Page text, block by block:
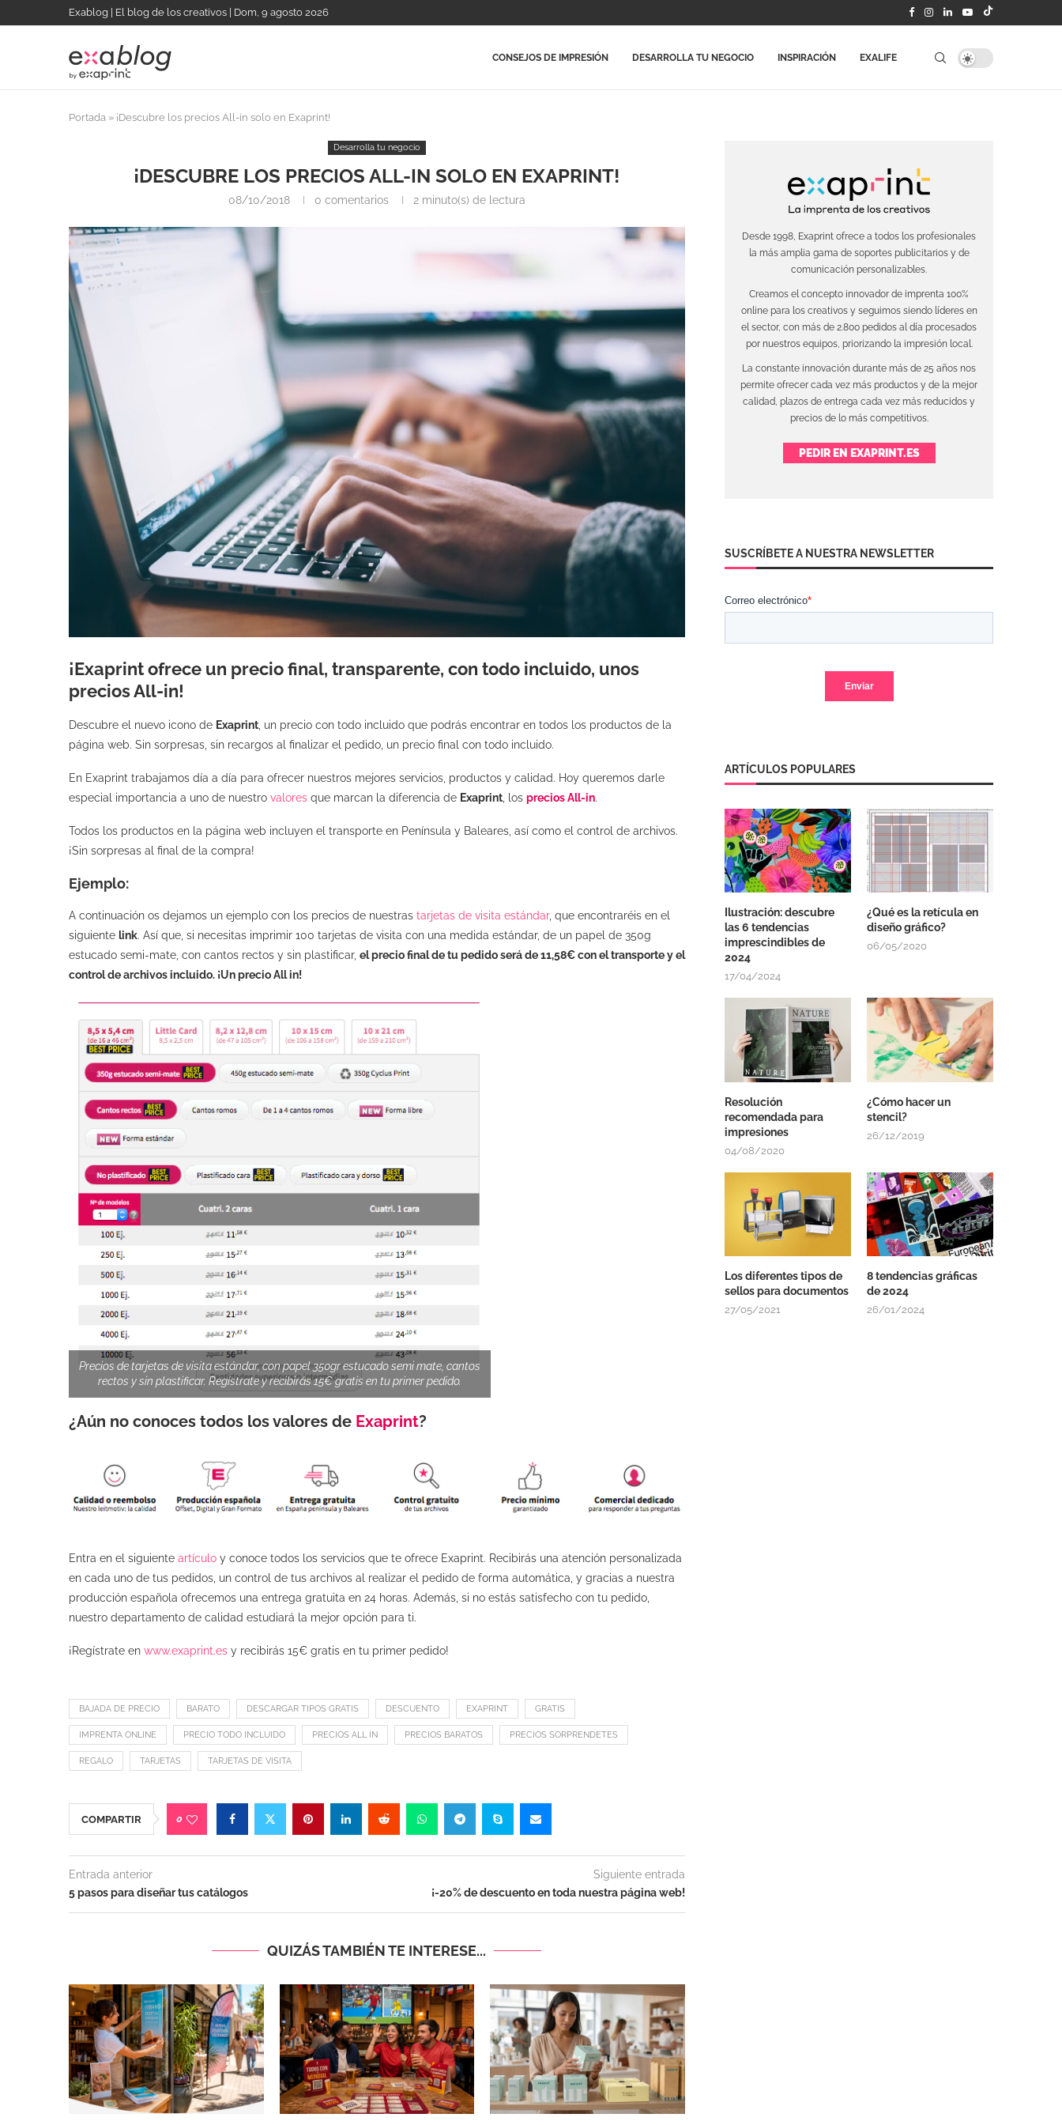
Exablog | El blog de los creativos | Dom, 9 agosto 2026
CONSEJOS DE IMPRESIÓN DESARROLLA TU NEGOCIO INSPIRACIÓN EXALIFE
Portada » ¡Descubre los precios All-in solo en Exaprint!
Desarrolla tu negocio
¡DESCUBRE LOS PRECIOS ALL-IN SOLO EN EXAPRINT!
08/10/2018 0 comentarios 2 minuto(s) de lectura
¡Exaprint ofrece un precio final, transparente, con todo incluido, unos
precios All-in!
Descubre el nuevo icono de Exaprint , un precio con todo incluido que podrás encontrar en todos los productos de la
página web. Sin sorpresas, sin recargos al finalizar el pedido, un precio final con todo incluido.
En Exaprint trabajamos día a día para ofrecer nuestros mejores servicios, productos y calidad. Hoy queremos darle
especial importancia a uno de nuestro valores que marcan la diferencia de Exaprint , los precios All-in.
Todos los productos en la página web incluyen el transporte en Península y Baleares, así como el control de archivos.
¡Sin sorpresas al final de la compra!
Ejemplo:
A continuación os dejamos un ejemplo con los precios de nuestras tarjetas de visita estándar, que encontraréis en el
siguiente link. Así que, si necesitas imprimir 100 tarjetas de visita con una medida estándar, de un papel de 350g
estucado semi-mate, con cantos rectos y sin plastificar, el precio final de tu pedido será de 11,58€ con el transporte y el
control de archivos incluido. ¡Un precio All in!
Precios de tarjetas de visita estándar, con papel 350gr estucado semi mate, cantos
rectos y sin plastificar. Regístrate y recibirás 15€ gratis en tu primer pedido.
¿Aún no conoces todos los valores de Exaprint?
Entra en el siguiente artículo y conoce todos los servicios que te ofrece Exaprint. Recibirás una atención personalizada
en cada uno de tus pedidos, un control de tus archivos al realizar el pedido de forma automática, y gracias a nuestra
producción española ofrecemos una entrega gratuita en 24 horas. Además, si no estás satisfecho con tu pedido,
nuestro departamento de calidad estudiará la mejor opción para ti.
¡Regístrate en www.exaprint.es y recibirás 15€ gratis en tu primer pedido!
BAJADA DE PRECIO BARATO DESCARGAR TIPOS GRATIS DESCUENTO EXAPRINT GRATIS
IMPRENTA ONLINE PRECIO TODO INCLUIDO PRECIOS ALL IN PRECIOS BARATOS PRECIOS SORPRENDETES
REGALO TARJETAS TARJETAS DE VISITA
COMPARTIR 0
Entrada anterior
5 pasos para diseñar tus catálogos
Siguiente entrada
¡-20% de descuento en toda nuestra página web!
QUIZÁS TAMBIÉN TE INTERESE...
Desde 1998, Exaprint ofrece a todos los profesionales
la más amplia gama de soportes publicitarios y de
comunicación personalizables.
Creamos el concepto innovador de imprenta 100%
online para los creativos y seguimos siendo líderes en
el sector, con más de 2.800 pedidos al día procesados
por nuestros equipos, priorizando la impresión local.
La constante innovación durante más de 25 años nos
permite ofrecer cada vez más productos y de la mejor
calidad, plazos de entrega cada vez más reducidos y
precios de lo más competitivos.
PEDIR EN EXAPRINT.ES
SUSCRÍBETE A NUESTRA NEWSLETTER
ARTÍCULOS POPULARES
Ilustración: descubre
las 6 tendencias
imprescindibles de
2024
17/04/2024
¿Qué es la retícula en
diseño gráfico?
06/05/2020
Resolución
recomendada para
impresiones
04/08/2020
¿Cómo hacer un
stencil?
26/12/2019
Los diferentes tipos de
sellos para documentos
27/05/2021
8 tendencias gráficas
de 2024
26/01/2024